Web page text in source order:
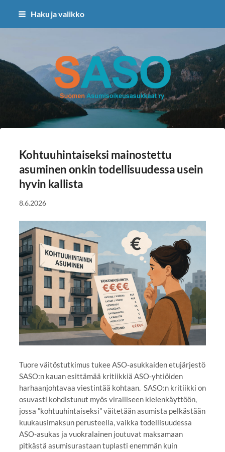
Siirry
Haku ja valikko
Suomen Asumisoikeusasukkaat
Kohtuuhintaiseksi mainostettu
asuminen onkin todellisuudessa usein
hyvin kallista
8.6.2026
Tuore väitöstutkimus tukee ASO-asukkaiden etujärjestö
SASO:n kauan esittämää kritiikkiä ASO-yhtiöiden
harhaanjohtavaa viestintää kohtaan. SASO:n kritiikki on
osuvasti kohdistunut myös viralliseen kielenkäyttöön,
jossa ”kohtuuhintaiseksi” väitetään asumista pelkästään
kuukausimaksun perusteella, vaikka todellisuudessa
ASO-asukas ja vuokralainen joutuvat maksamaan
pitkästä asumisurastaan tuplasti enemmän kuin